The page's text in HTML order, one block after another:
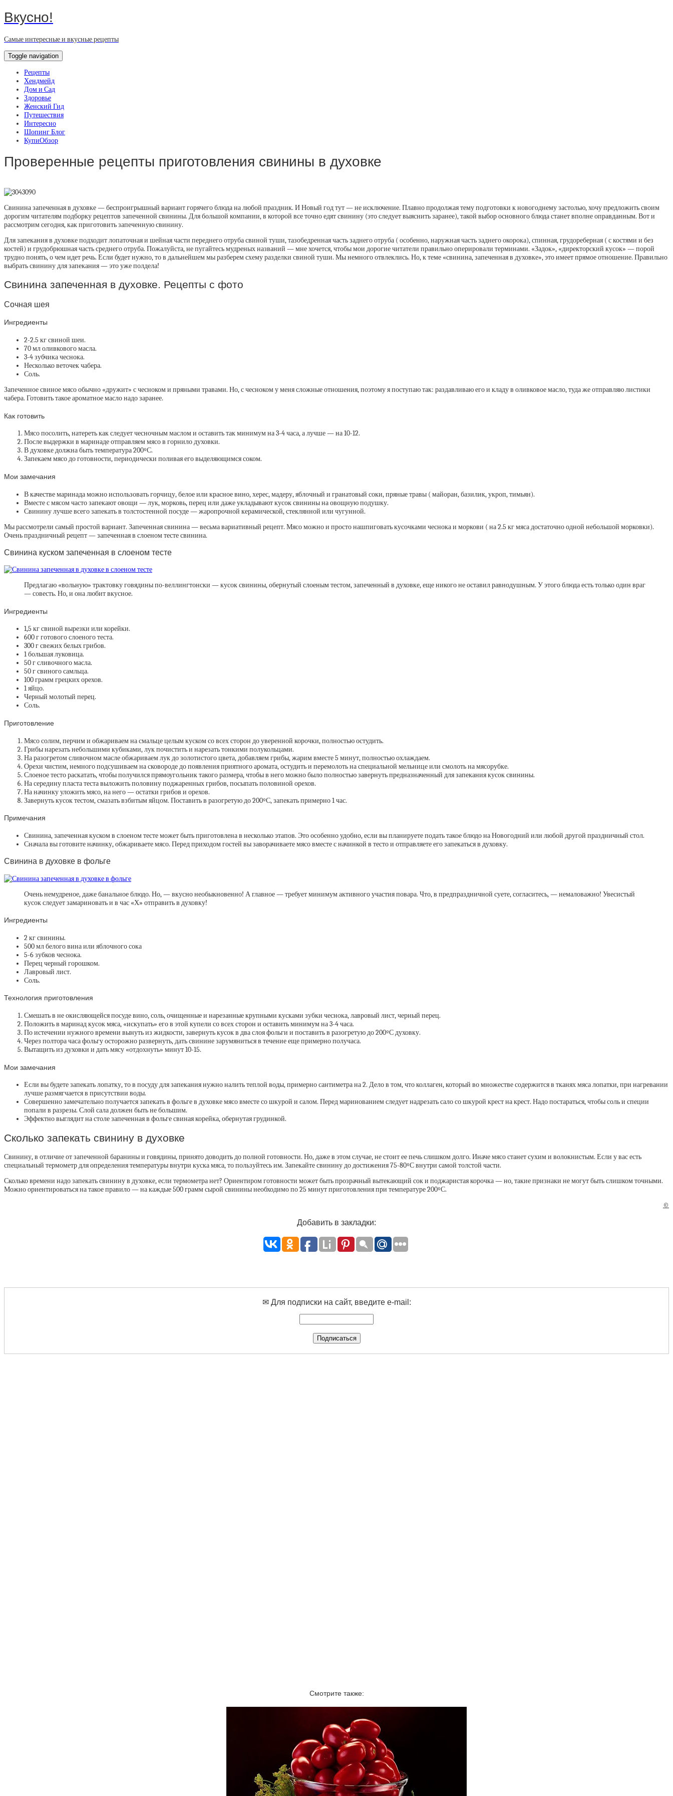
Вкусно!
Самые интересные и вкусные рецепты
Toggle navigation
Рецепты
Хендмейд
Дом и Сад
Здоровье
Женский Гид
Путешествия
Интересно
Шопинг Блог
КупиОбзор
Проверенные рецепты приготовления свинины в духовке
Свинина запеченная в духовке — беспроигрышный вариант горячего блюда на любой праздник. И Новый год тут — не исключение. Плавно продолжая тему подготовки к новогоднему застолью, хочу предложить своим
дорогим читателям подборку рецептов запеченной свинины. Для большой компании, в которой все точно едят свинину (это следует выяснить заранее), такой выбор основного блюда станет вполне оправданным. Вот и
рассмотрим сегодня, как приготовить запеченную свинину.
Для запекания в духовке подходит лопаточная и шейная части переднего отруба свиной туши, тазобедренная часть заднего отруба ( особенно, наружная часть заднего окорока), спинная, грудореберная ( с костями и без
костей) и грудобрюшная часть среднего отруба. Пожалуйста, не пугайтесь мудреных названий — мне хочется, чтобы мои дорогие читатели правильно оперировали терминами. «Задок», «директорский кусок» — порой
трудно понять, о чем идет речь. Если будет нужно, то в дальнейшем мы разберем схему разделки свиной туши. Мы немного отвлеклись. Но, к теме «свинина, запеченная в духовке», это имеет прямое отношение. Правильно
выбрать свинину для запекания — это уже полдела!
Свинина запеченная в духовке. Рецепты с фото
Сочная шея
Ингредиенты
2-2.5 кг свиной шеи.
70 мл оливкового масла.
3-4 зубчика чеснока.
Несколько веточек чабера.
Соль.
Запеченное свиное мясо обычно «дружит» с чесноком и пряными травами. Но, с чесноком у меня сложные отношения, поэтому я поступаю так: раздавливаю его и кладу в оливковое масло, туда же отправляю листики
чабера. Готовить такое ароматное масло надо заранее.
Как готовить
Мясо посолить, натереть как следует чесночным маслом и оставить так минимум на 3-4 часа, а лучше — на 10-12.
После выдержки в маринаде отправляем мясо в горнило духовки.
В духовке должна быть температура 200ºС.
Запекаем мясо до готовности, периодически поливая его выделяющимся соком.
Мои замечания
В качестве маринада можно использовать горчицу, белое или красное вино, херес, мадеру, яблочный и гранатовый соки, пряные травы ( майоран, базилик, укроп, тимьян).
Вместе с мясом часто запекают овощи — лук, морковь, перец или даже укладывают кусок свинины на овощную подушку.
Свинину лучше всего запекать в толстостенной посуде — жаропрочной керамической, стеклянной или чугунной.
Мы рассмотрели самый простой вариант. Запеченная свинина — весьма вариативный рецепт. Мясо можно и просто нашпиговать кусочками чеснока и моркови ( на 2.5 кг мяса достаточно одной небольшой морковки).
Очень праздничный рецепт — запеченная в слоеном тесте свинина.
Свинина куском запеченная в слоеном тесте
Предлагаю «вольную» трактовку говядины по-веллингтонски — кусок свинины, обернутый слоеным тестом, запеченный в духовке, еще никого не оставил равнодушным. У этого блюда есть только один враг
— совесть. Но, и она любит вкусное.
Ингредиенты
1,5 кг свиной вырезки или корейки.
600 г готового слоеного теста.
300 г свежих белых грибов.
1 большая луковица.
50 г сливочного масла.
50 г свиного самльца.
100 грамм грецких орехов.
1 яйцо.
Черный молотый перец.
Соль.
Приготовление
Мясо солим, перчим и обжариваем на смальце целым куском со всех сторон до уверенной корочки, полностью остудить.
Грибы нарезать небольшими кубиками, лук почистить и нарезать тонкими полукольцами.
На разогретом сливочном масле обжариваем лук до золотистого цвета, добавляем грибы, жарим вместе 5 минут, полностью охлаждаем.
Орехи чистим, немного подсушиваем на сковороде до появления приятного аромата, остудить и перемолоть на специальной мельнице или смолоть на мясорубке.
Слоеное тесто раскатать, чтобы получился прямоугольник такого размера, чтобы в него можно было полностью завернуть предназначенный для запекания кусок свинины.
На середину пласта теста выложить половину поджаренных грибов, посыпать половиной орехов.
На начинку уложить мясо, на него — остатки грибов и орехов.
Завернуть кусок тестом, смазать взбитым яйцом. Поставить в разогретую до 200ºС, запекать примерно 1 час.
Примечания
Свинина, запеченная куском в слоеном тесте может быть приготовлена в несколько этапов. Это особенно удобно, если вы планируете подать такое блюдо на Новогодний или любой другой праздничный стол.
Сначала вы готовите начинку, обжариваете мясо. Перед приходом гостей вы заворачиваете мясо вместе с начинкой в тесто и отправляете его запекаться в духовку.
Свинина в духовке в фольге
Очень немудреное, даже банальное блюдо. Но, — вкусно необыкновенно! А главное — требует минимум активного участия повара. Что, в предпраздничной суете, согласитесь, — немаловажно! Увесистый
кусок следует замариновать и в час «Х» отправить в духовку!
Ингредиенты
2 кг свинины.
500 мл белого вина или яблочного сока
5-6 зубков чеснока.
Перец черный горошком.
Лавровый лист.
Соль.
Технология приготовления
Смешать в не окисляющейся посуде вино, соль, очищенные и нарезанные крупными кусками зубки чеснока, лавровый лист, черный перец.
Положить в маринад кусок мяса, «искупать» его в этой купели со всех сторон и оставить минимум на 3-4 часа.
По истечении нужного времени вынуть из жидкости, завернуть кусок в два слоя фольги и поставить в разогретую до 200ºС духовку.
Через полтора часа фольгу осторожно развернуть, дать свинине зарумяниться в течение еще примерно получаса.
Вытащить из духовки и дать мясу «отдохнуть» минут 10-15.
Мои замечания
Если вы будете запекать лопатку, то в посуду для запекания нужно налить теплой воды, примерно сантиметра на 2. Дело в том, что коллаген, который во множестве содержится в тканях мяса лопатки, при нагревании
лучше размягчается в присутствии воды.
Совершенно замечательно получается запекать в фольге в духовке мясо вместе со шкурой и салом. Перед маринованием следует надрезать сало со шкурой крест на крест. Надо постараться, чтобы соль и специи
попали в разрезы. Слой сала должен быть не большим.
Эффектно выглядит на столе запеченная в фольге свиная корейка, обернутая грудинкой.
Сколько запекать свинину в духовке
Свинину, в отличие от запеченной баранины и говядины, принято доводить до полной готовности. Но, даже в этом случае, не стоит ее печь слишком долго. Иначе мясо станет сухим и волокнистым. Если у вас есть
специальный термометр для определения температуры внутри куска мяса, то пользуйтесь им. Запекайте свинину до достижения 75-80ºС внутри самой толстой части.
Сколько времени надо запекать свинину в духовке, если термометра нет? Ориентиром готовности может быть прозрачный вытекающий сок и поджаристая корочка — но, такие признаки не могут быть слишком точными.
Можно ориентироваться на такое правило — на каждые 500 грамм сырой свинины необходимо по 25 минут приготовления при температуре 200ºС.
©
Добавить в закладки:
✉ Для подписки на сайт, введите e-mail:
Смотрите также: